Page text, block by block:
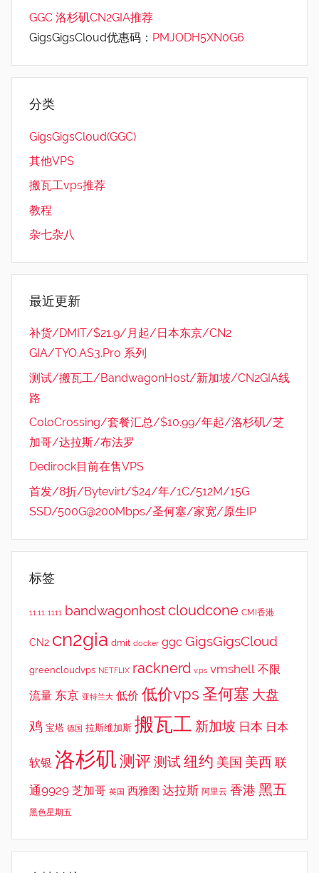
GGC 洛杉矶CN2GIA推荐
GigsGigsCloud优惠码： PMJODH5XN0G6
分类
GigsGigsCloud(GGC)
其他VPS
搬瓦工vps推荐
教程
杂七杂八
最近更新
补货/DMIT/$21.9/月起/日本东京/CN2
GIA/TYO.AS3.Pro 系列
测试/搬瓦工/BandwagonHost/新加坡/CN2GIA线
路
ColoCrossing/套餐汇总/$10.99/年起/洛杉矶/芝
加哥/达拉斯/布法罗
Dedirock目前在售VPS
首发/8折/Bytevirt/$24/年/1C/512M/15G
SSD/500G@200Mbps/圣何塞/家宽/原生IP
标签
11.11 1111 bandwagonhostcloudcone CMI香港
CN2 cn2gia dmit docker ggc GigsGigsCloud
greencloudvps NETFLIX racknerd v.ps vmshell 不限
流量 东京 亚特兰大 低价 低价vps 圣何塞 大盘
鸡 宝塔 德国 拉斯维加斯 搬瓦工 新加坡 日本 日本
软银 洛杉矶 测评测试纽约 美国 美西 联
通9929 芝加哥 英国 西雅图 达拉斯 阿里云 香港 黑五
黑色星期五